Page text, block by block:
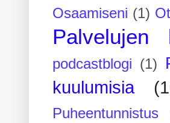
Osaamiseni (1)
Palvelujen
podcastblogi (1)
kuulumisia
Puheentunnistus